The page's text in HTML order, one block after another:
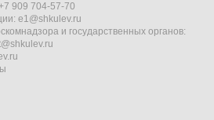
909 704-57-70
e1@shkulev.ru
и государственных органов: